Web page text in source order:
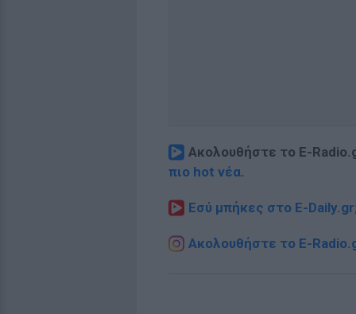
Ακολουθήστε το E-
πιο hot νέα.
Εσύ μπήκες στο E-
Ακολουθήστε το E-